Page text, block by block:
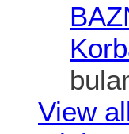
View